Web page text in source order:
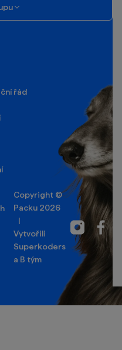
řád
Copyright ©
Packu 2026
|
Vytvořili
Superkoders
a B tým
Instagram